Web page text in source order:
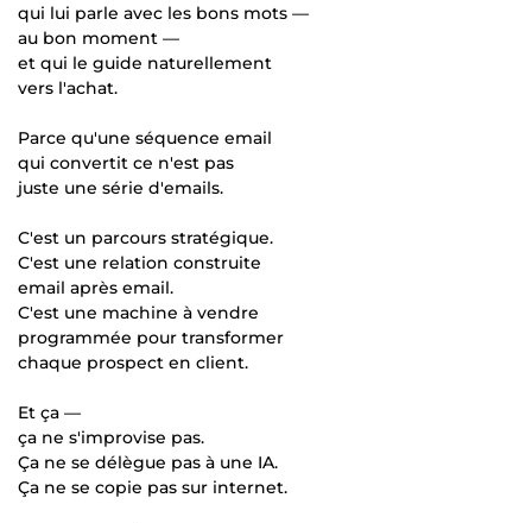
qui lui parle avec les bons mots —
au bon moment —
et qui le guide naturellement
vers l'achat.
Parce qu'une séquence email
qui convertit ce n'est pas
juste une série d'emails.
C'est un parcours stratégique.
C'est une relation construite
email après email.
C'est une machine à vendre
programmée pour transformer
chaque prospect en client.
Et ça —
ça ne s'improvise pas.
Ça ne se délègue pas à une IA.
Ça ne se copie pas sur internet.